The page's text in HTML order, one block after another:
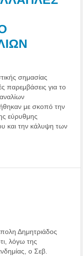
σημασίας
παρεμβάσεις για το
με σκοπό την
εύρυθμης
και την κάλυψη των
Δημητριάδος
λόγω της
ο Σεβ.